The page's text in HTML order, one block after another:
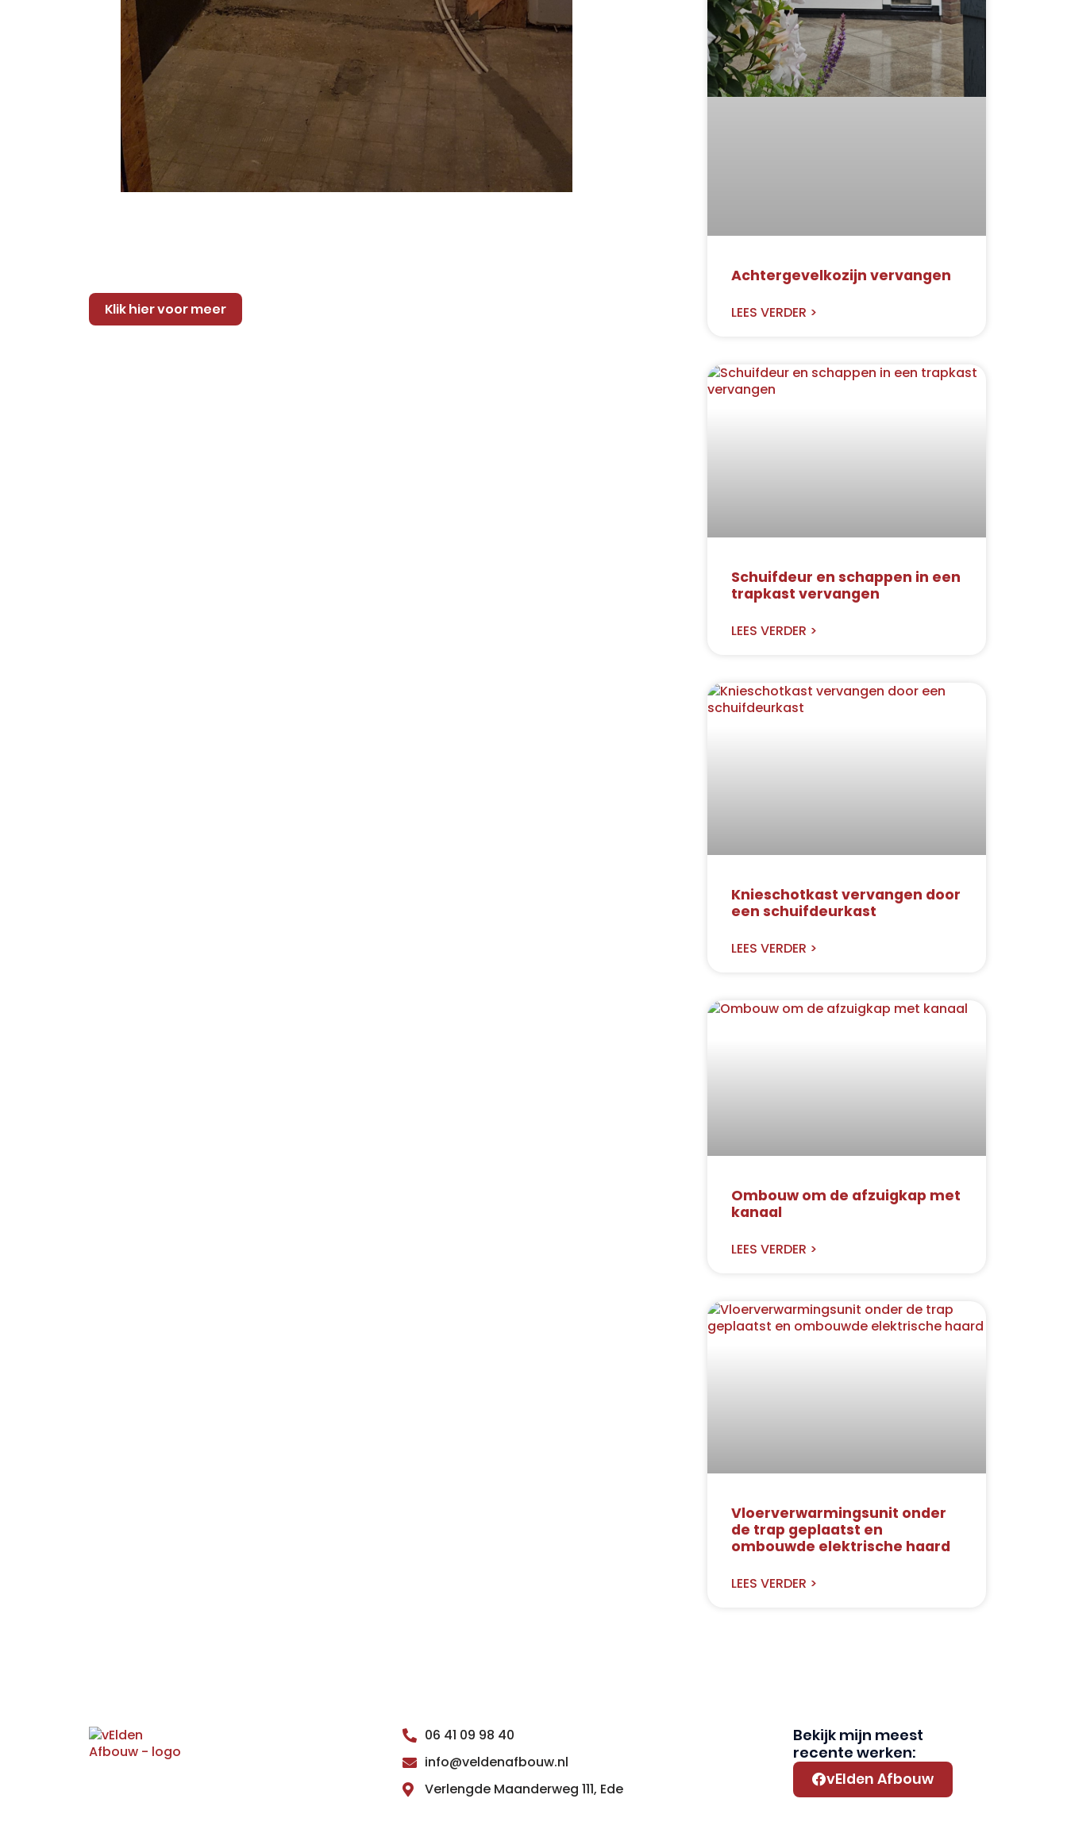
Klik hier voor meer
Achtergevelkozijn vervangen
LEES VERDER >
Schuifdeur en schappen in een
trapkast vervangen
LEES VERDER >
Knieschotkast vervangen door
een schuifdeurkast
LEES VERDER >
Ombouw om de afzuigkap met
kanaal
LEES VERDER >
Vloerverwarmingsunit onder
de trap geplaatst en
ombouwde elektrische haard
LEES VERDER >
06 41 09 98 40
info@veldenafbouw.nl
Verlengde Maanderweg 111, Ede
Bekijk mijn meest
recente werken:
vElden Afbouw